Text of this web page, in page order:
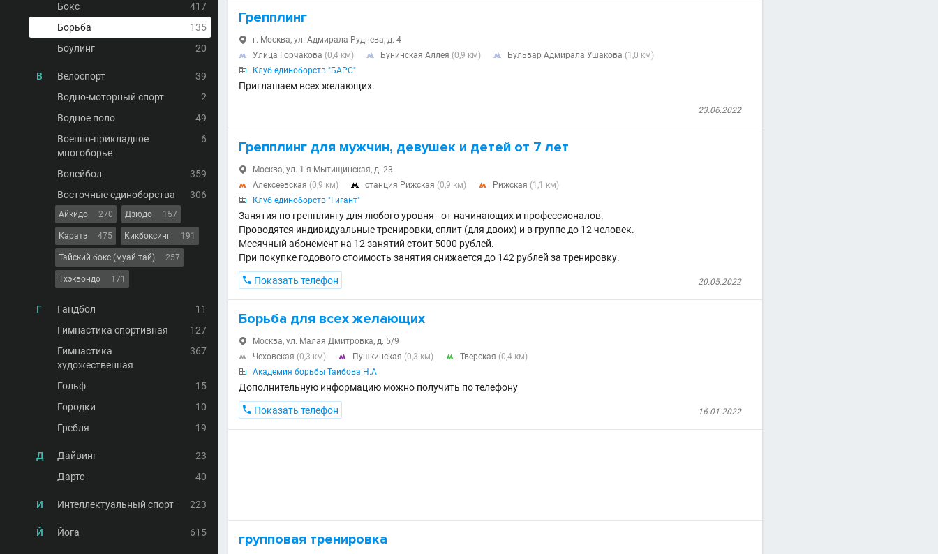
Бокс
417
Борьба
135
Боулинг
20
В Велоспорт
39
Водно-моторный спорт
2
Водное поло
49
Военно-прикладное
многоборье
6
Волейбол
359
Восточные единоборства
306
Айкидо 270 Дзюдо 157
Каратэ 475 Кикбоксинг 191
Тайский бокс (муай тай) 257
Тхэквондо 171
Г Гандбол
11
Гимнастика спортивная
127
Гимнастика
художественная
367
Гольф
15
Городки
10
Гребля
19
Д Дайвинг
23
Дартс
40
И Интеллектуальный спорт 223
Й Йога 615
Грепплинг
 г. Москва, ул. Адмирала Руднева, д. 4
 Улица Горчакова (0,4 км)  Бунинская Аллея (0,9 км)  Бульвар Адмирала Ушакова (1,0 км)
 Клуб единоборств "БАРС"
Приглашаем всех желающих.
23.06.2022
Грепплинг для мужчин, девушек и детей от 7 лет
 Москва, ул. 1-я Мытищинская, д. 23
 Алексеевская (0,9 км)  станция Рижская (0,9 км)  Рижская (1,1 км)
 Клуб единоборств "Гигант"
Занятия по грепплингу для любого уровня - от начинающих и профессионалов.
Проводятся индивидуальные тренировки, сплит (для двоих) и в группе до 12 человек.
Месячный абонемент на 12 занятий стоит 5000 рублей.
При покупке годового стоимость занятия снижается до 142 рублей за тренировку.
20.05.2022
 Показать телефон
Борьба для всех желающих
 Москва, ул. Малая Дмитровка, д. 5/9
 Чеховская (0,3 км)  Пушкинская (0,3 км)  Тверская (0,4 км)
 Академия борьбы Таибова Н.А.
Дополнительную информацию можно получить по телефону
16.01.2022
 Показать телефон
групповая тренировка